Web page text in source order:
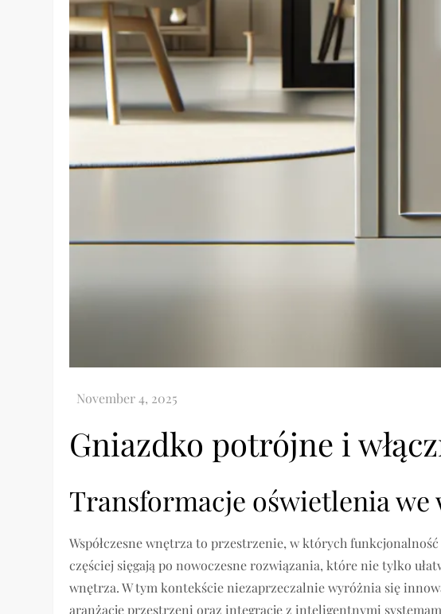
Gniazdko potrójne i
Transformacje oświetlenia we
Współczesne wnętrza to przestrzenie, w których
częściej sięgają po nowoczesne rozwiązania, które nie tylko
wnętrza. W tym kontekście niezaprzeczalnie wyróżnia się
aranżację przestrzeni oraz integrację z inteligentnymi